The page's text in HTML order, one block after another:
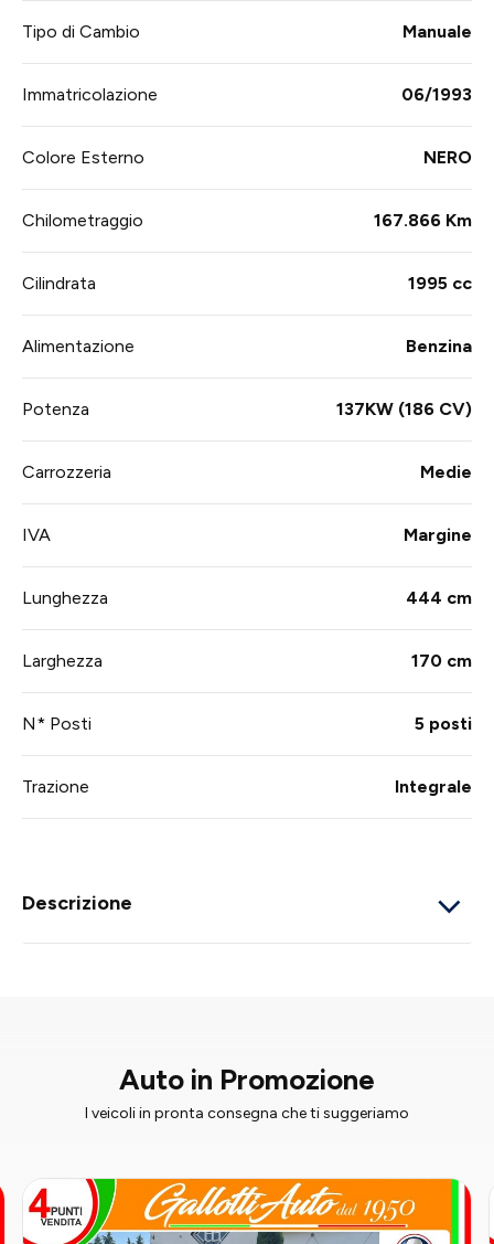
Tipo di Cambio Manuale
Immatricolazione 06/1993
Colore Esterno NERO
Chilometraggio 167.866 Km
Cilindrata 1995 cc
Alimentazione Benzina
Potenza 137KW (186 CV)
Carrozzeria Medie
IVA Margine
Lunghezza 444 cm
Larghezza 170 cm
N* Posti 5 posti
Trazione Integrale
Descrizione
Auto in Promozione
I veicoli in pronta consegna che ti suggeriamo